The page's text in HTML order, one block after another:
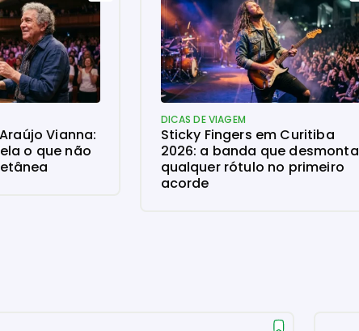
Vianna:
o que não
DICAS DE VIAGEM
Sticky Fingers em Curitiba
2026: a banda que desmonta
qualquer rótulo no primeiro
acorde